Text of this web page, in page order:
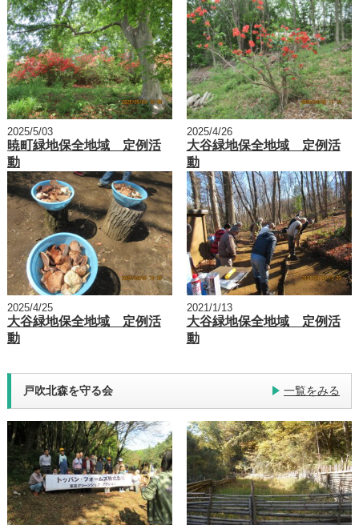
2025/5/03
暁町緑地保全地域 定例活
動
2025/4/26
大谷緑地保全地域 定例活
動
2025/4/25
大谷緑地保全地域 定例活
動
2021/1/13
大谷緑地保全地域 定例活
動
戸吹北森を守る会 一覧をみる